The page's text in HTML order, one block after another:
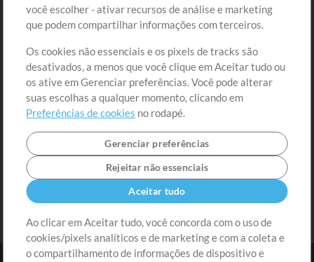
Solicite uma Música
Extras
Sessões
Envie seu conteúdo
Playlist
MT Conference
Ir ao carrinho
você escolher - ativar recursos de análise e marketing
que podem compartilhar informações com terceiros.
Os cookies não essenciais e os pixels de tracks são
desativados, a menos que você clique em Aceitar tudo ou
os ative em Gerenciar preferências. Você pode alterar
suas escolhas a qualquer momento, clicando em
Preferências de cookies no rodapé.
Gerenciar preferências
Rejeitar não essenciais
Aceitar tudo
Ao clicar em Aceitar tudo, você concorda com o uso de
cookies/pixels analíticos e de marketing e com a coleta e
o compartilhamento de informações de dispositivo e